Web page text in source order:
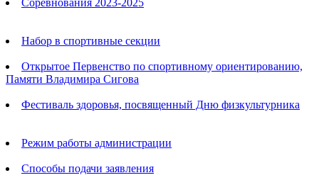
Соревнования 2023-2025
Набор в спортивные секции
Открытое Первенство по спортивному ориентированию,
Памяти Владимира Сигова
Фестиваль здоровья, посвященный Дню физкультурника
Режим работы администрации
Способы подачи заявления